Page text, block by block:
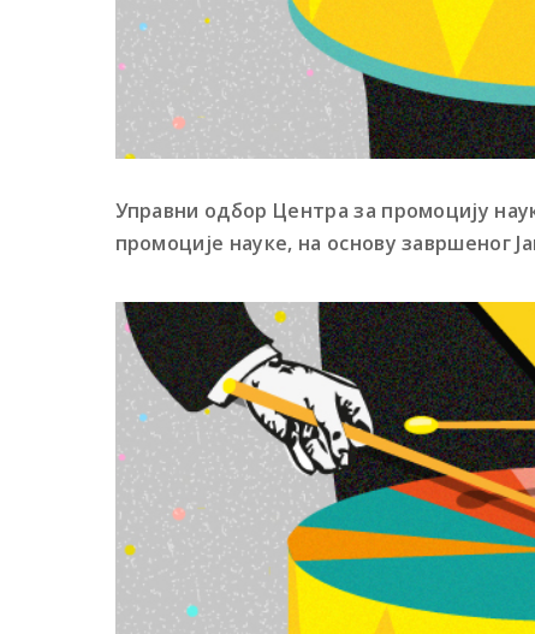
Управни одбор Центра за промоцију
промоције науке, на основу завршеног